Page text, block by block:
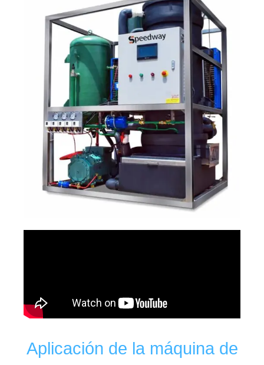
Aplicación de la máquina de